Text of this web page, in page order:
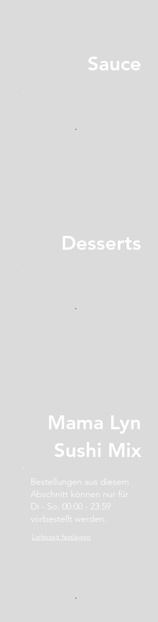
Sauce
Desserts
Mama Lyn
Sushi Mix
Bestellungen aus diesem
Abschnitt können nur für
Di - So: 00:00 - 23:59
vorbestellt werden.
Lieferzeit festlegen